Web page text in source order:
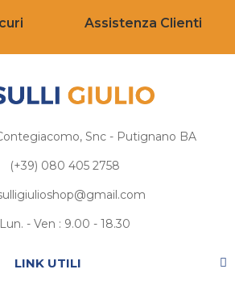
Assistenza Clienti
Snc - Putignano BA
(+39) 080 405 2758
Lun. - Ven : 9.00 - 18.30
LINK UTILI